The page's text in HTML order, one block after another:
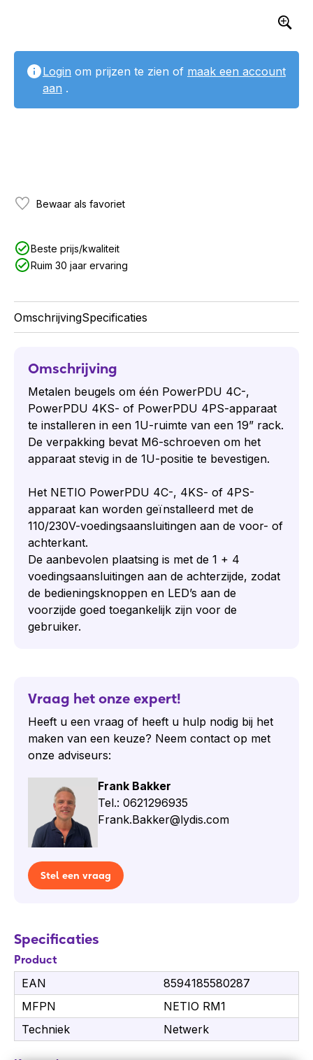
Login om prijzen te zien of maak een account
aan .
Bewaar als favoriet
Beste prijs/kwaliteit
Ruim 30 jaar ervaring
OmschrijvingSpecificaties
Omschrijving
Metalen beugels om één PowerPDU 4C-,
PowerPDU 4KS- of PowerPDU 4PS-apparaat
te installeren in een 1U-ruimte van een 19” rack.
De verpakking bevat M6-schroeven om het
apparaat stevig in de 1U-positie te bevestigen.
Het NETIO PowerPDU 4C-, 4KS- of 4PS-
apparaat kan worden geïnstalleerd met de
110/230V-voedingsaansluitingen aan de voor- of
achterkant.
De aanbevolen plaatsing is met de 1 + 4
voedingsaansluitingen aan de achterzijde, zodat
de bedieningsknoppen en LED’s aan de
voorzijde goed toegankelijk zijn voor de
gebruiker.
Vraag het onze expert!
Heeft u een vraag of heeft u hulp nodig bij het
maken van een keuze? Neem contact op met
onze adviseurs:
Frank Bakker
Tel.: 0621296935
Frank.Bakker@lydis.com
Stel een vraag
Specificaties
Product
EAN
8594185580287
MFPN
NETIO RM1
Techniek
Netwerk